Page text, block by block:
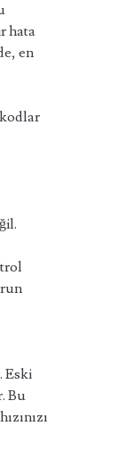
hata
en
kodlar
Eski
Bu